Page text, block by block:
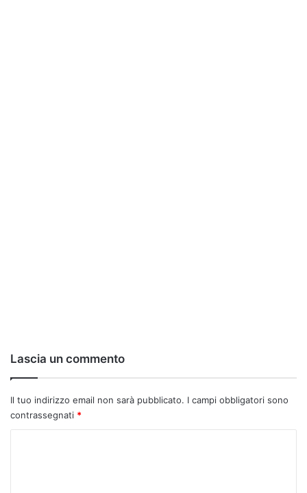
Lascia un commento
Il tuo indirizzo email non sarà pubblicato. I campi obbligatori sono
contrassegnati *